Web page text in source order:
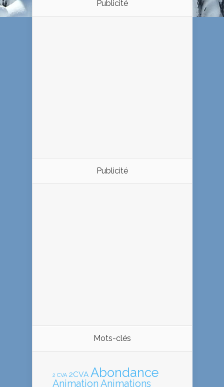
Publicité
Publicité
Mots-clés
2 CVA 2CVA Abondance
Animation Animations